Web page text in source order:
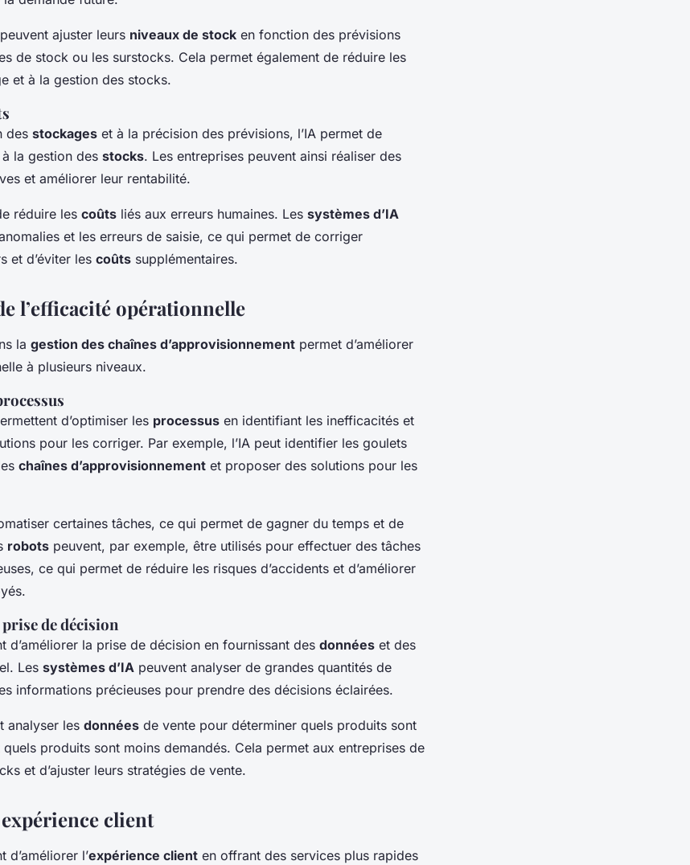
ajuster leurs niveaux de stock en fonction des prévisions
de stock ou les surstocks. Cela permet également de réduire les
et à la gestion des stocks.
des stockages et à la précision des prévisions, l’IA permet de
à la gestion des stocks. Les entreprises peuvent ainsi réaliser des
et améliorer leur rentabilité.
réduire les coûts liés aux erreurs humaines. Les systèmes d’IA
et les erreurs de saisie, ce qui permet de corriger
et d’éviter les coûts supplémentaires.
l’efficacité opérationnelle
la gestion des chaînes d’approvisionnement permet d’améliorer
à plusieurs niveaux.
d’optimiser les processus en identifiant les inefficacités et
pour les corriger. Par exemple, l’IA peut identifier les goulets
chaînes d’approvisionnement et proposer des solutions pour les
certaines tâches, ce qui permet de gagner du temps et de
robots peuvent, par exemple, être utilisés pour effectuer des tâches
ce qui permet de réduire les risques d’accidents et d’améliorer
de décision
d’améliorer la prise de décision en fournissant des données et des
Les systèmes d’IA peuvent analyser de grandes quantités de
informations précieuses pour prendre des décisions éclairées.
analyser les données de vente pour déterminer quels produits sont
produits sont moins demandés. Cela permet aux entreprises de
et d’ajuster leurs stratégies de vente.
client
d’améliorer l’expérience client en offrant des services plus rapides